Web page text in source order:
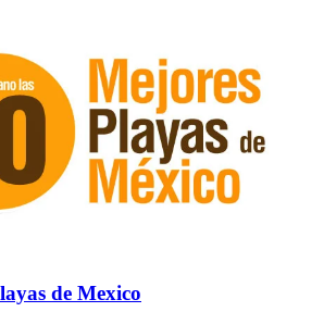
de Mexico